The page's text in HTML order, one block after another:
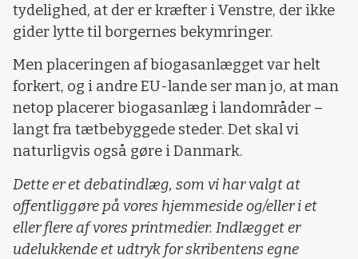
tydelighed, at der er kræfter i Venstre, der ikke
gider lytte til borgernes bekymringer.
Men placeringen af biogasanlægget var helt
forkert, og i andre EU-lande ser man jo, at man
netop placerer biogasanlæg i landområder –
langt fra tætbebyggede steder. Det skal vi
naturligvis også gøre i Danmark.
Dette er et debatindlæg, som vi har valgt at
offentliggøre på vores hjemmeside og/eller i et
eller flere af vores printmedier. Indlægget er
udelukkende et udtryk for skribentens egne